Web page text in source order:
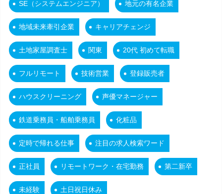
SE（システムエンジニア） 地元の有名企業
地域未来牽引企業 キャリアチェンジ
土地家屋調査士 関東 20代 初めて転職
フルリモート 技術営業 登録販売者
ハウスクリーニング 声優マネージャー
鉄道乗務員・船舶乗務員 化粧品
定時で帰れる仕事 注目の求人検索ワード
正社員 リモートワーク・在宅勤務 第二新卒
未経験 土日祝日休み